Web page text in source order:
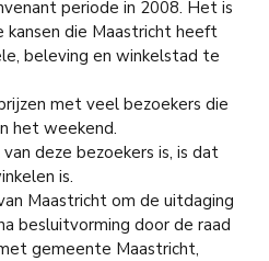
periode in 2008. Het is
kansen die Maastricht heeft
beleving en winkelstad te
met veel bezoekers die
het weekend.
deze bezoekers is, is dat
is.
Maastricht om de uitdaging
besluitvorming door de raad
gemeente Maastricht,